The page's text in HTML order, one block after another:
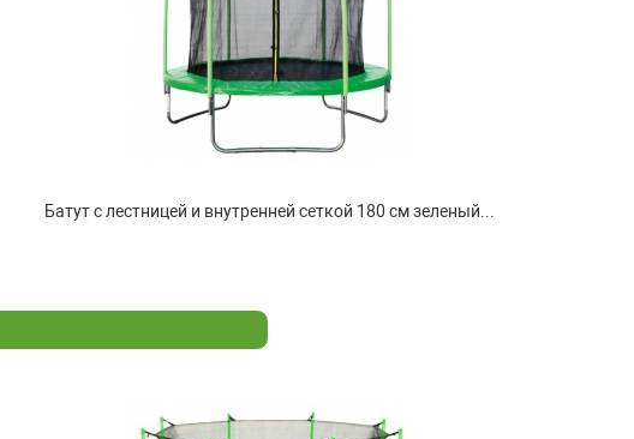
Батут с лестницей и внутренней сеткой 180 см зеленый...